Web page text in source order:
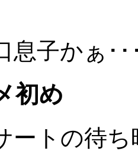
息子かぁ･･
初め
ートの待